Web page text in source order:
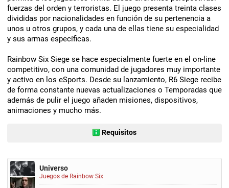
fuerzas del orden y terroristas. El juego presenta treinta clases
divididas por nacionalidades en función de su pertenencia a
unos u otros grupos, y cada una de ellas tiene su especialidad
y sus armas específicas.
Rainbow Six Siege se hace especialmente fuerte en el on-line
competitivo, con una comunidad de jugadores muy importante
y activo en los eSports. Desde su lanzamiento, R6 Siege recibe
de forma constante nuevas actualizaciones o Temporadas que
además de pulir el juego añaden misiones, dispositivos,
animaciones y mucho más.
Requisitos
Universo
Juegos de Rainbow Six